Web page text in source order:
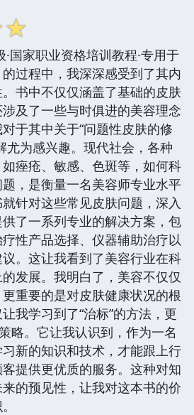
☆
国家职业资格培训教程·专用于
过程中，我深深感受到了其内
书中不仅仅涵盖了基础的皮肤
及了一些与时俱进的美容理念
于其中关于“问题性皮肤的修
尤为感兴趣。现代社会，各种
痤疮、敏感、色斑等，如何科
，是衡量一名美容师专业水平
针对这些常见皮肤问题，深入
了一系列专业的解决方案，包
性产品选择、仪器辅助治疗以
。这让我看到了美容行业在科
发展。我明白了，美容不仅仅
重要的是对皮肤健康状况的根
我学习到了“治标”的方法，更
略。它让我认识到，作为一名
新的知识和技术，才能跟上行
提供更优质的服务。这种对知
的预见性，让我对这本书的价